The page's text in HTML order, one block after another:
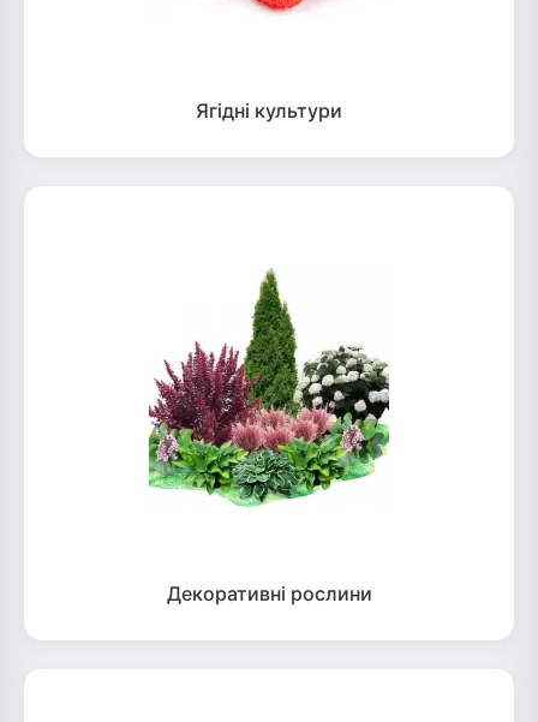
Ягідні культури
Декоративні рослини